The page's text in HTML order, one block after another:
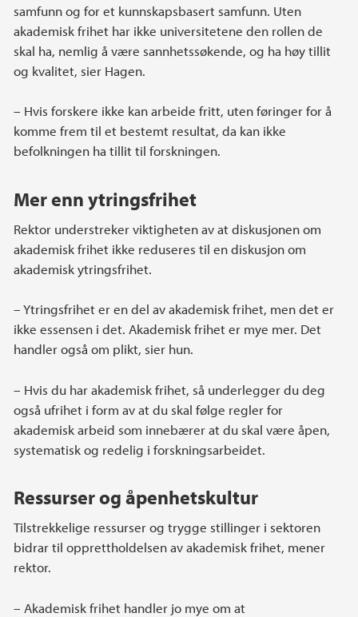
samfunn og for et kunnskapsbasert samfunn. Uten
akademisk frihet har ikke universitetene den rollen de
skal ha, nemlig å være sannhetssøkende, og ha høy tillit
og kvalitet, sier Hagen.
– Hvis forskere ikke kan arbeide fritt, uten føringer for å
komme frem til et bestemt resultat, da kan ikke
befolkningen ha tillit til forskningen.
Mer enn ytringsfrihet
Rektor understreker viktigheten av at diskusjonen om
akademisk frihet ikke reduseres til en diskusjon om
akademisk ytringsfrihet.
– Ytringsfrihet er en del av akademisk frihet, men det er
ikke essensen i det. Akademisk frihet er mye mer. Det
handler også om plikt, sier hun.
– Hvis du har akademisk frihet, så underlegger du deg
også ufrihet i form av at du skal følge regler for
akademisk arbeid som innebærer at du skal være åpen,
systematisk og redelig i forskningsarbeidet.
Ressurser og åpenhetskultur
Tilstrekkelige ressurser og trygge stillinger i sektoren
bidrar til opprettholdelsen av akademisk frihet, mener
rektor.
– Akademisk frihet handler jo mye om at